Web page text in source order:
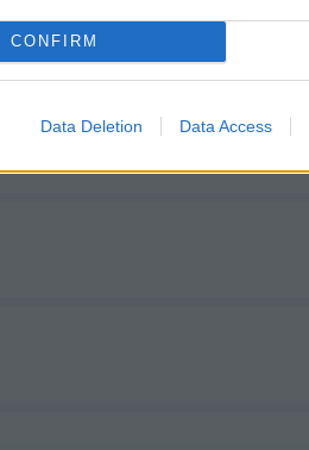
CONFIRM
Data Deletion Data Access